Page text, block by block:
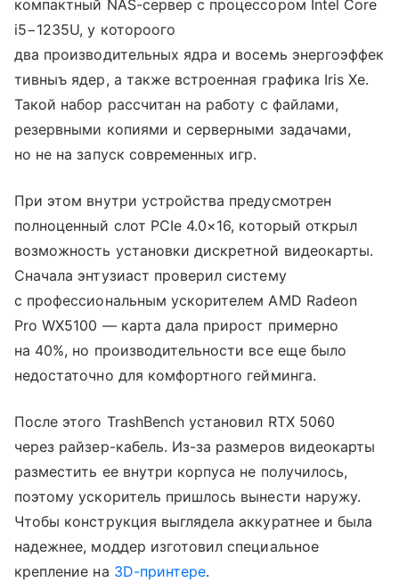
компактный NAS-сервер с процессором Intel Core
i5−1235U, у котороого
два производительных ядра и восемь энергоэффек
тивныъ ядер, а также встроенная графика Iris Xe.
Такой набор рассчитан на работу с файлами,
резервными копиями и серверными задачами,
но не на запуск современных игр.
При этом внутри устройства предусмотрен
полноценный слот PCIe 4.0×16, который открыл
возможность установки дискретной видеокарты.
Сначала энтузиаст проверил систему
с профессиональным ускорителем AMD Radeon
Pro WX5100 — карта дала прирост примерно
на 40%, но производительности все еще было
недостаточно для комфортного гейминга.
После этого TrashBench установил RTX 5060
через райзер-кабель. Из-за размеров видеокарты
разместить ее внутри корпуса не получилось,
поэтому ускоритель пришлось вынести наружу.
Чтобы конструкция выглядела аккуратнее и была
надежнее, моддер изготовил специальное
крепление на 3D-принтере.